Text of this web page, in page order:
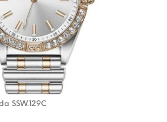
SSW.129C